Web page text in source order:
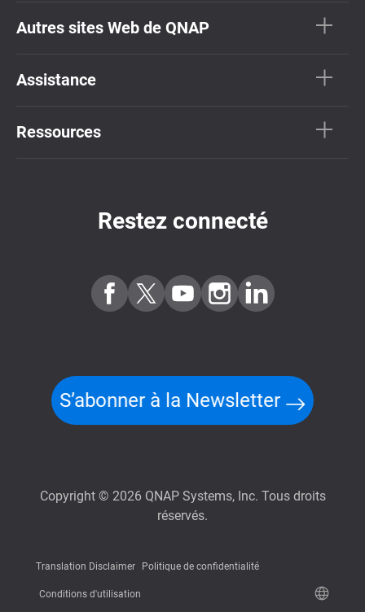
Autres sites Web de QNAP
Assistance
Ressources
Restez connecté
S’abonner à la Newsletter
Copyright © 2026 QNAP Systems, Inc. Tous droits
réservés.
Translation Disclaimer Politique de confidentialité
Conditions d'utilisation